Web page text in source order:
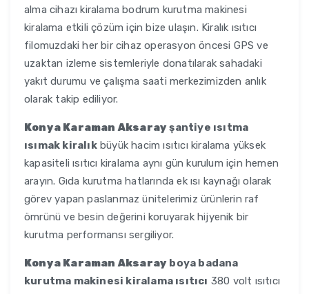
alma cihazı kiralama bodrum kurutma makinesi
kiralama etkili çözüm için bize ulaşın. Kiralık ısıtıcı
filomuzdaki her bir cihaz operasyon öncesi GPS ve
uzaktan izleme sistemleriyle donatılarak sahadaki
yakıt durumu ve çalışma saati merkezimizden anlık
olarak takip ediliyor.
Konya Karaman Aksarayşantiye ısıtma
ısımak kiralıkbüyük hacim ısıtıcı kiralama yüksek
kapasiteli ısıtıcı kiralama aynı gün kurulum için hemen
arayın. Gıda kurutma hatlarında ek ısı kaynağı olarak
görev yapan paslanmaz ünitelerimiz ürünlerin raf
ömrünü ve besin değerini koruyarak hijyenik bir
kurutma performansı sergiliyor.
Konya Karaman Aksaray boya badana
kurutma makinesi kiralama ısıtıcı 380 volt ısıtıcı